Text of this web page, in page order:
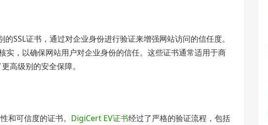
SSL证书，通过对企业身份进行验证来增强网站访问的信任度。
实，以确保网站用户对企业身份的信任。这些证书通常适用于商
高级别的安全保障。
和可信度的证书。 DigiCert EV证书经过了严格的验证流程，包括